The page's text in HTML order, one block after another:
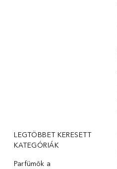
LEGTÖBBET KERESETT
KATEGÓRIÁK
Parfümök ️a